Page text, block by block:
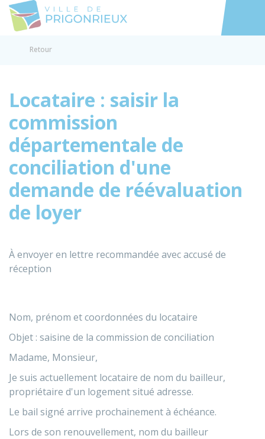
Accéder
Retour
Locataire : saisir la
commission
départementale de
conciliation d'une
demande de réévaluation
de loyer
À envoyer en lettre recommandée avec accusé de
réception
Nom, prénom et coordonnées du locataire
Objet : saisine de la commission de conciliation
Madame, Monsieur,
Je suis actuellement locataire de nom du bailleur,
propriétaire d'un logement situé adresse.
Le bail signé arrive prochainement à échéance.
Lors de son renouvellement, nom du bailleur